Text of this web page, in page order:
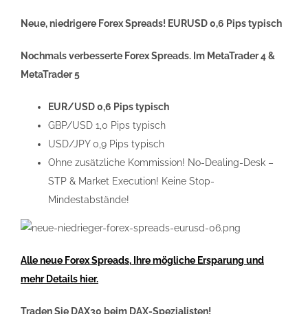
Neue, niedrigere Forex Spreads! EURUSD 0,6 Pips typisch
Nochmals verbesserte Forex Spreads. Im MetaTrader 4 &
MetaTrader 5
EUR/USD 0,6 Pips typisch
GBP/USD 1,0 Pips typisch
USD/JPY 0,9 Pips typisch
Ohne zusätzliche Kommission! No-Dealing-Desk –
STP & Market Execution! Keine Stop-
Mindestabstände!
Alle neue Forex Spreads, Ihre mögliche Ersparung und
mehr Details hier.
Traden Sie DAX30 beim DAX-Spezialisten!